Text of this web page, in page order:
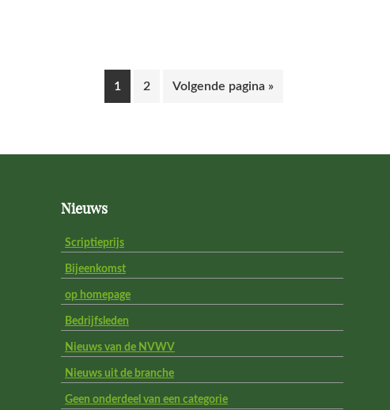
Pagina
1 Pagina
2
Ga
Volgende pagina »
Nieuws
Scriptieprijs
Bijeenkomst
op homepage
Bedrijfsleden
Nieuws van de NVWV
Nieuws uit de branche
Geen onderdeel van een categorie